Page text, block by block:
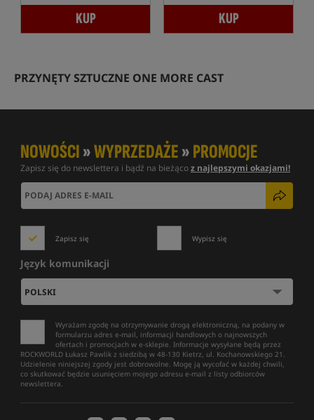
KUP KUP
PRZYNĘTY SZTUCZNE ONE MORE CAST
NOWOŚCI»WYPRZEDAŻE»PROMOCJE
Zapisz się do newslettera i bądź na bieżącoz najlepszymi okazjami!
Zapisz się Wypisz się
Język komunikacji
Wyrażam zgodę na otrzymywanie drogą elektroniczną, na podany w
formularzu adres e-mail, informacji handlowych o najnowszych
ofertach i promocjach w e-sklepie. Informacje wysyłane będą przez
ROCKWORLD Łukasz Pawlik z siedzibą w 48-130 Kietrz, ul. Kochanowskiego 21.
Udzielenie niniejszej zgody jest dobrowolne. Mogę ją wycofać w każdej chwili,
co skutkować będzie usunięciem mojego adresu e-mail z listy odbiorców
newslettera.